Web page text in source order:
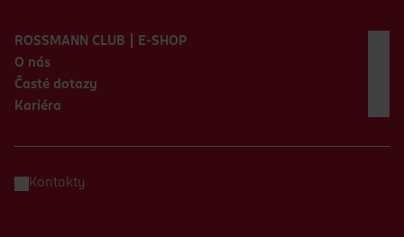
ROSSMANN CLUB | E-SHOP
O nás
Časté dotazy
Kariéra
Kontakty